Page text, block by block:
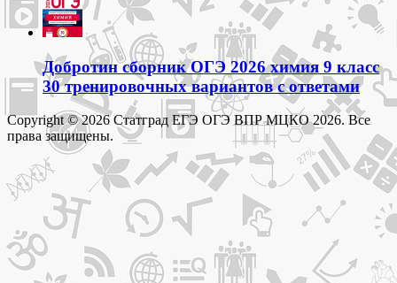
Добротин сборник ОГЭ 2026 химия 9 класс
30 тренировочных вариантов с ответами
Copyright © 2026 Статград ЕГЭ ОГЭ ВПР МЦКО 2026. Все
права защищены.